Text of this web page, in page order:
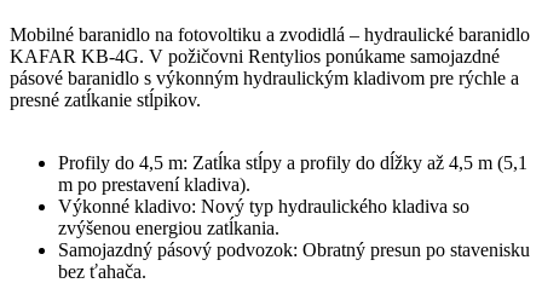
Mobilné baranidlo na fotovoltiku a zvodidlá – hydraulické baranidlo
KAFAR KB-4G. V požičovni Rentylios ponúkame samojazdné
pásové baranidlo s výkonným hydraulickým kladivom pre rýchle a
presné zatĺkanie stĺpikov.
Profily do 4,5 m: Zatĺka stĺpy a profily do dĺžky až 4,5 m (5,1
m po prestavení kladiva).
Výkonné kladivo: Nový typ hydraulického kladiva so
zvýšenou energiou zatĺkania.
Samojazdný pásový podvozok: Obratný presun po stavenisku
bez ťahača.